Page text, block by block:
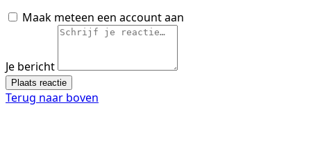
Maak meteen een account aan
Je bericht
Plaats reactie
Terug naar boven